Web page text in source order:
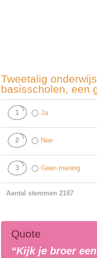
Tweetalig
basisscholen, een
1 Ja
2 Nee
3 Geen mening
Aantal stemmen 2187
Quote
“Kijk je broer